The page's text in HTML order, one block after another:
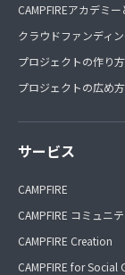
CAMPFIREアカデミー
クラウドファンディ
プロジェクトの作り方
プロジェクトの広め方
サービス
CAMPFIRE
CAMPFIRE コミュニテ
CAMPFIRE Creation
CAMPFIRE for Social